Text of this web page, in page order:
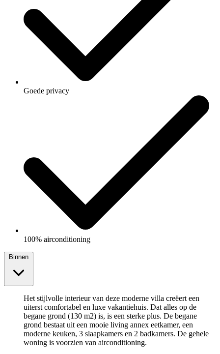
Goede privacy
100% airconditioning
Het stijlvolle interieur van deze moderne villa creëert een
uiterst comfortabel en luxe vakantiehuis. Dat alles op de
begane grond (130 m2) is, is een sterke plus. De begane
grond bestaat uit een mooie living annex eetkamer, een
moderne keuken, 3 slaapkamers en 2 badkamers. De gehele
woning is voorzien van airconditioning.